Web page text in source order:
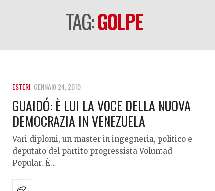
TAG:GOLPE
ESTERI GENNAIO 24, 2019
GUAIDÓ: È LUI LA VOCE DELLA NUOVA
DEMOCRAZIA IN VENEZUELA
Vari diplomi, un master in ingegneria, politico e
deputato del partito progressista Voluntad
Popular. È…